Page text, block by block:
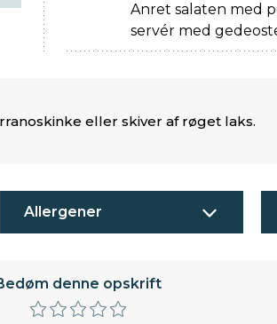
Anret salaten med
servér med
eller skiver af røget laks.
Allergener
denne opskrift